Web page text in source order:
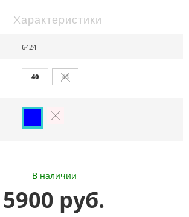
Характеристики
6424
40 45
В наличии
5900 руб.